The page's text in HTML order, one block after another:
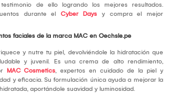
de ello logrando los mejores resultados.
durante el Cyber Days y compra el mejor
faciales de la marca MAC en Oechsle.pe
y nutre tu piel, devolviéndole la hidratación que
y juvenil. Es una crema de alto rendimiento,
MAC Cosmetics, expertos en cuidado de la piel y
y eficacia. Su formulación única ayuda a mejorar la
aportándole suavidad y luminosidad.